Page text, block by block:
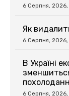
6 Серпня, 2026,
Як
6 Серпня, 2026,
В Україні
6 Серпня, 2026,